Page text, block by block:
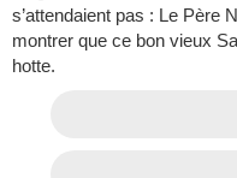
s’attendaient pas : Le Père
montrer que ce bon vieux
hotte.